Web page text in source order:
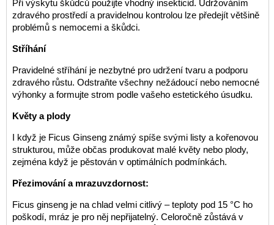
Při výskytu škůdců použijte vhodný insekticid. Udržováním
zdravého prostředí a pravidelnou kontrolou lze předejít většině
problémů s nemocemi a škůdci.
Stříhání
Pravidelné stříhání je nezbytné pro udržení tvaru a podporu
zdravého růstu. Odstraňte všechny nežádoucí nebo nemocné
výhonky a formujte strom podle vašeho estetického úsudku.
Květy a plody
I když je Ficus Ginseng známý spíše svými listy a kořenovou
strukturou, může občas produkovat malé květy nebo plody,
zejména když je pěstován v optimálních podmínkách.
Přezimování a mrazuvzdornost:
Ficus ginseng je na chlad velmi citlivý – teploty pod 15 °C ho
poškodí, mráz je pro něj nepřijatelný. Celoročně zůstává v